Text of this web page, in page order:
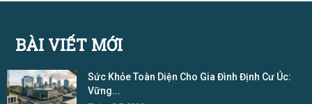
BÀI VIẾT MỚI
Sức Khỏe Toàn Diện Cho Gia Đình Định Cư Úc:
Vững...